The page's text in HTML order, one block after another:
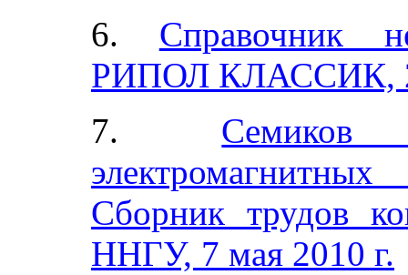
6. Справочник
РИПОЛ КЛАССИК,
7.
Сборник трудов
ННГУ, 7 мая 2010 г.